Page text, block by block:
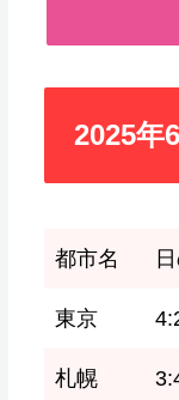
2025年
都市名
東京
札幌